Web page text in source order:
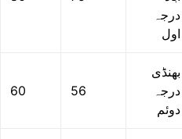
درجہ
اول
60 56
بھنڈی
درجہ
دوئم